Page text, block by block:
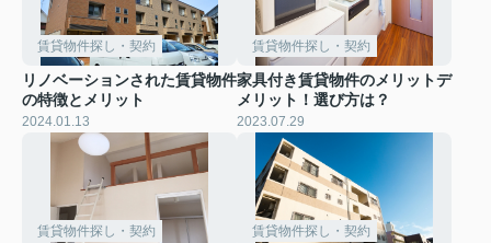
賃貸物件探し・契約
リノベーションされた賃貸物件
の特徴とメリット
2024.01.13
賃貸物件探し・契約
家具付き賃貸物件のメリットデ
メリット！選び方は？
2023.07.29
賃貸物件探し・契約 賃貸物件探し・契約